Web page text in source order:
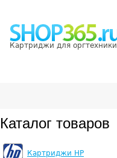
Картриджи для оргтехники
Каталог товаров
Картриджи HP